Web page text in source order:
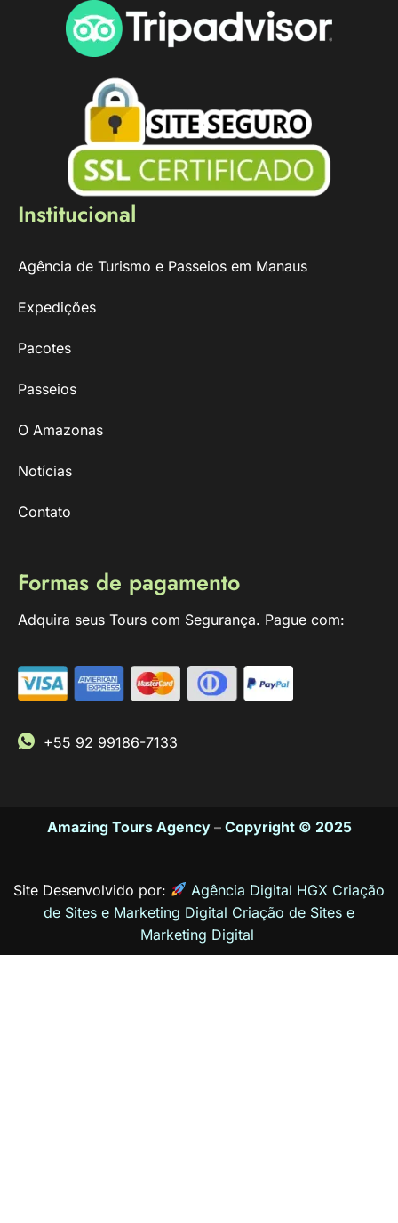
Institucional
Agência de Turismo e Passeios em Manaus
Expedições
Pacotes
Passeios
O Amazonas
Notícias
Contato
Formas de pagamento
Adquira seus Tours com Segurança. Pague com:
+55 92 99186-7133
Amazing Tours Agency– Copyright © 2025
Site Desenvolvido por:
Agência Digital HGX Criação
de Sites e Marketing Digital Criação de Sites e
Marketing Digital